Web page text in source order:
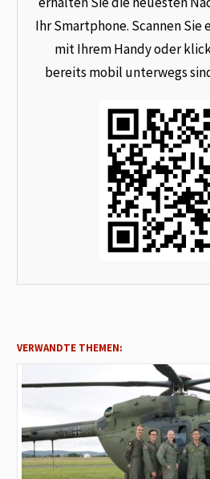
Ihr Smartphone. Scannen Sie
mit Ihrem Handy oder
bereits mobil unterwegs
VERWANDTE THEMEN: